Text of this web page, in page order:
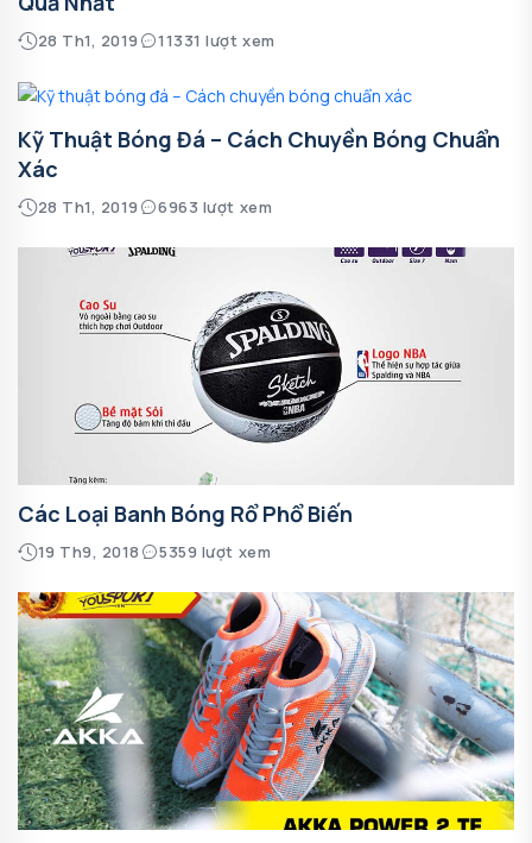
28 Th1, 2019 11331 lượt xem
Kỹ Thuật Bóng Đá – Cách Chuyền Bóng Chuẩn
Xác
28 Th1, 2019 6963 lượt xem
Các Loại Banh Bóng Rổ Phổ Biến
19 Th9, 2018 5359 lượt xem